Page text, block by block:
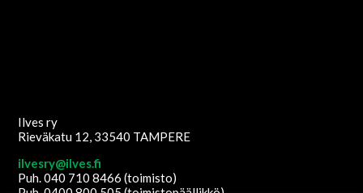
Ilves ry
Rieväkatu 12, 33540 TAMPERE
ilvesry@ilves.fi
Puh. 040 710 8466 (toimisto)